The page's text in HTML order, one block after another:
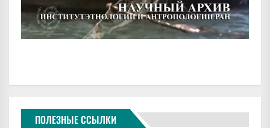
ПОЛЕЗНЫЕ ССЫЛКИ